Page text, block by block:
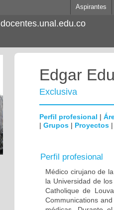
Aspirantes
docentes.unal.edu.co
Edgar
Exclusiva
Perfil profesional |
| Grupos | Proyectos
Perfil profesional
Médico cirujano de
la Universidad de
Catholique de
Communications